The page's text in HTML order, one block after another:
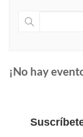
¡No hay